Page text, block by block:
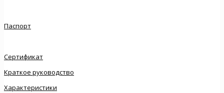
Паспорт
Сертификат
Краткое руководство
Характеристики